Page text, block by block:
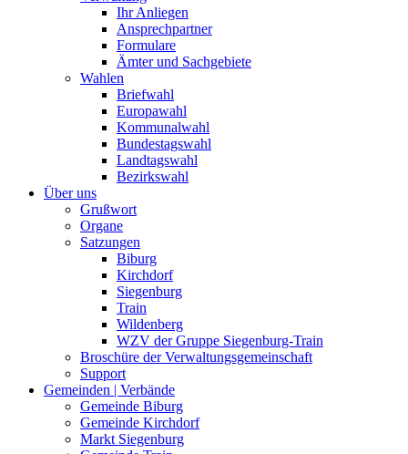
Ihr Anliegen
Ansprechpartner
Formulare
Ämter und Sachgebiete
Wahlen
Briefwahl
Europawahl
Kommunalwahl
Bundestagswahl
Landtagswahl
Bezirkswahl
Über uns
Grußwort
Organe
Satzungen
Biburg
Kirchdorf
Siegenburg
Train
Wildenberg
WZV der Gruppe Siegenburg-Train
Broschüre der Verwaltungsgemeinschaft
Support
Gemeinden | Verbände
Gemeinde Biburg
Gemeinde Kirchdorf
Markt Siegenburg